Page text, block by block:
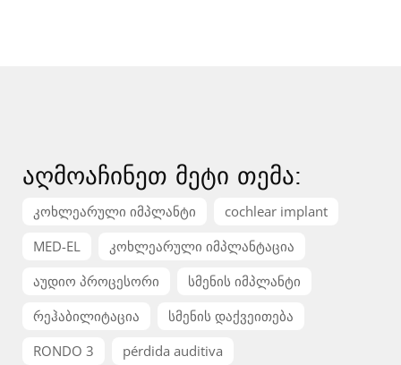
აღმოაჩინეთ მეტი თემა:
კოხლეარული იმპლანტი
cochlear implant
MED-EL
კოხლეარული იმპლანტაცია
აუდიო პროცესორი
სმენის იმპლანტი
რეჰაბილიტაცია
სმენის დაქვეითება
RONDO 3
pérdida auditiva